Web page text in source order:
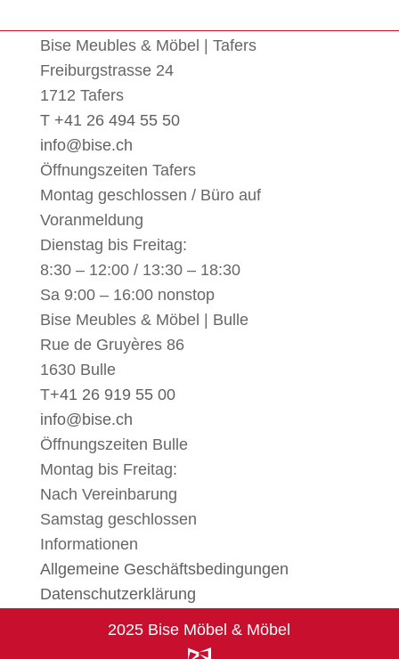
Bise Meubles & Möbel | Tafers
Freiburgstrasse 24
1712 Tafers
T +41 26 494 55 50
info@bise.ch
Öffnungszeiten Tafers
Montag geschlossen / Büro auf
Voranmeldung
Dienstag bis Freitag:
8:30 – 12:00 / 13:30 – 18:30
Sa 9:00 – 16:00 nonstop
Bise Meubles & Möbel | Bulle
Rue de Gruyères 86
1630 Bulle
T+41 26 919 55 00
info@bise.ch
Öffnungszeiten Bulle
Montag bis Freitag:
Nach Vereinbarung
Samstag geschlossen
Informationen
Allgemeine Geschäftsbedingungen
Datenschutzerklärung
2025 Bise Möbel & Möbel